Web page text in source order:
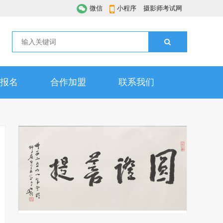
微信 小程序 摄影师考试网
名 合作加盟 联系我们